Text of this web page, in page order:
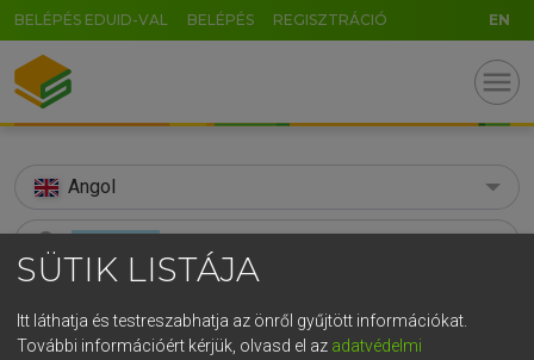
BELÉPÉS EDUID-VAL BELÉPÉS REGISZTRÁCIÓ EN
menu
Angol
search
TALÁLATOK
SÜTIK LISTÁJA
Itt láthatja és testreszabhatja az önről gyűjtött információkat.
További információért kérjük, olvasd el az adatvédelmi
GR
5 6 7 8 9 ö ü ó